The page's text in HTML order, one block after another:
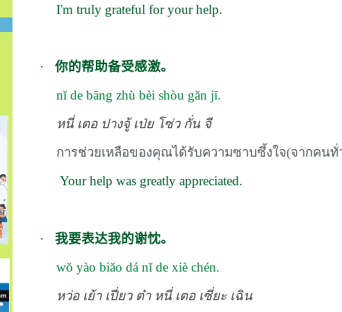
I'm truly grateful for your help.
·
你的帮助备受感激。
nĭ de bāng zhù bèi shòu găn jī.
หนี่ เตอ ปางจู้ เป่ย โซ่ว กั่น จี
การช่วยเหลือของคุณได้รับความซาบซึ้งใจ(จากคนทั่
Your help was greatly appreciated.
· 我要表达我的谢忱。
wŏ yào biăo dá nĭde xiè chén.
หว่อ เย้า เปี่ยว ต๋า หนี่ เตอ เซี่ยะ เฉิน